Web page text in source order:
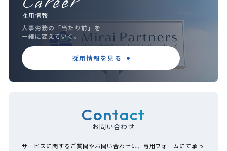
採用情報
人事労務の「当たり前」を
一緒に変えていく。
採用情報を見る
Contact
お問い合わせ
サービスに関するご質問やお問い合わせは、専用フォームにて承っ